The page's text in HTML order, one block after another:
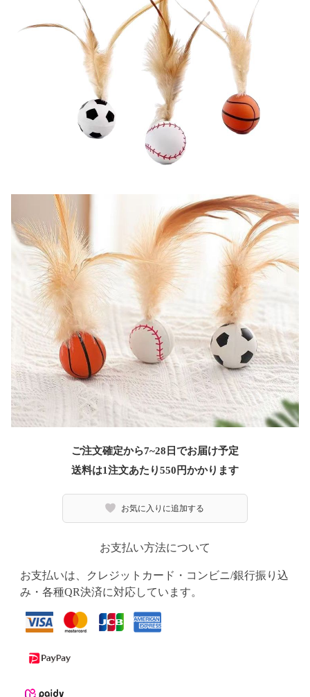
ご注文確定から7~28日でお届け予定
送料は1注文あたり550 円かかります
お気に入りに追加する
お支払い方法について
お支払いは、クレジットカード・コンビニ/銀行振り込
み・各種QR決済に対応しています。